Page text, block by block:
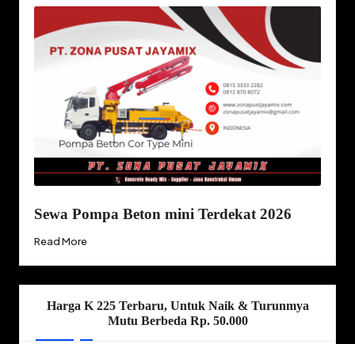
Sewa Pompa Beton mini Terdekat 2026
Read More
Harga K 225 Terbaru, Untuk Naik & Turunmya
Mutu Berbeda Rp. 50.000